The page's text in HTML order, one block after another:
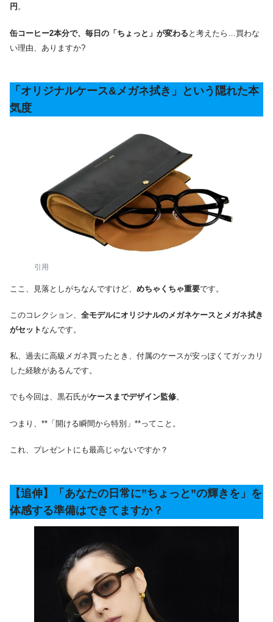
円 。
缶コーヒー2本分で、毎日の「ちょっと」が変わる と考えたら…買わな
い理由、ありますか?
「オリジナルケース&メガネ拭き」という隠れた本
気度
引用
ここ、見落としがちなんですけど、 めちゃくちゃ重要です。
このコレクション、 全モデルにオリジナルのメガネケースとメガネ拭き
がセット なんです。
私、過去に高級メガネ買ったとき、付属のケースが安っぽくてガッカリ
した経験があるんです。
でも今回は、黒石氏がケースまでデザイン監修。
つまり、**「開ける瞬間から特別」**ってこと。
これ、プレゼントにも最高じゃないですか？
【追伸】「あなたの日常に”ちょっと”の輝きを」を
体感する準備はできてますか？